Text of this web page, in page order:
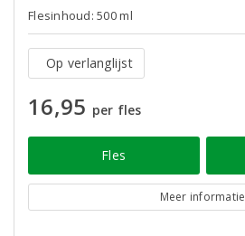
Flesinhoud: 500 ml
Op verlanglijst
16,95 per fles
Fles
Meer informatie